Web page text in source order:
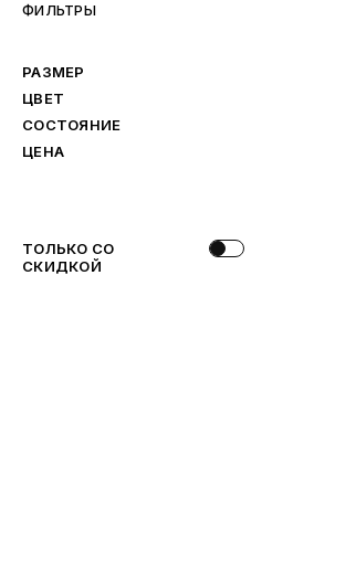
ФИЛЬТРЫ
РАЗМЕР
ЦВЕТ
СОСТОЯНИЕ
ЦЕНА
ТОЛЬКО СО
СКИДКОЙ